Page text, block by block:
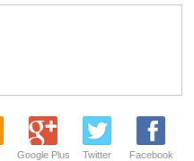
Google Plus Twitter Facebook